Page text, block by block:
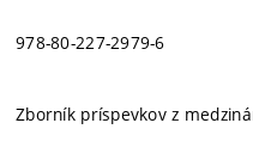
978-80-227-2979-6
Zborník príspevkov z